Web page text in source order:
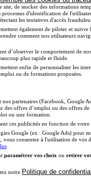
alternance
en alternance
alternance
alternance
alternance
site, de stocker des informations
processus d'identification de
les tentatives d'accès
également de piloter et
comment nos utilisateurs
d’observer le comportement de
plus rapide et fluide.
enfin de personnaliser les
ou de formations proposées.
nos partenaires (Facebook, Google
des offres d’emploi ou des offres
ou une formation.
ces publicités en fonction de
Google (ex : Google Ads) pour
vous consentez à l'utilisation de
paramétrer vos choix ou retirer
notre Politique de